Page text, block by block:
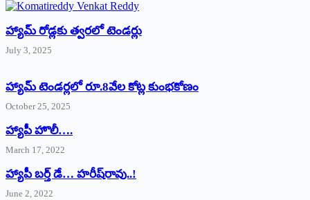
హ్యామ్‌ రోడ్లకు త్వరలో టెండర్లు
July 3, 2025
హ్యామ్‌ ‌టెండర్లలో రూ.8వేల కోట్ల కుంభకోణం
October 25, 2025
హ్యాపీ హొలీ….
March 17, 2022
హ్యాపీ బర్త్ ‌డే… హరీష్‌రావు..!
June 2, 2022